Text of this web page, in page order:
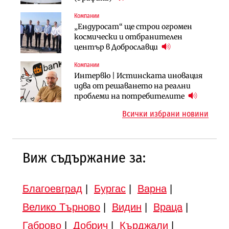
Компании
„Ендуросат“ ще строи огромен
космически и отбранителен
център в Доброславци
Компании
Интервю | Истинската иновация
идва от решаването на реални
проблеми на потребителите
Компании
„Хювефарма“ подписа договор за
придобиване на Euroapi Italy
Инфраструктура
АПИ възложи промяната на
парцеларния план за
Публични финанси
След 20 години застой: Данъчните
оценки на имотите може да бъдат
Инфраструктура
Вторият мост над Варненското
езеро става част от бъдещата
Всички избрани новини
Виж съдържание за:
Благоевград Бургас| Варна|
Велико Търново| Видин Враца|
Габрово| Добрич Кърджали